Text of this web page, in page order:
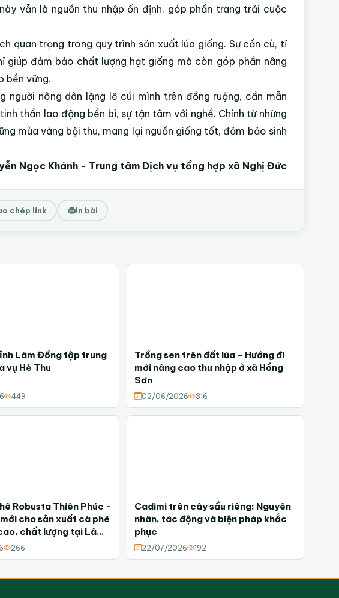
vẫn là nguồn thu nhập ổn định, góp phần trang trải cuộc
quan trọng trong quy trình sản xuất lúa giống. Sự cần cù, tỉ
giúp đảm bảo chất lượng hạt giống mà còn góp phần nâng
bền vững.
người nông dân lặng lẽ cúi mình trên đồng ruộng, cần mẫn
thần lao động bền bỉ, sự tận tâm với nghề. Chính từ những
mùa vàng bội thu, mang lại nguồn giống tốt, đảm bảo sinh
Ngọc Khánh - Trung tâm Dịch vụ tổng hợp xã Nghị Đức
chép link In bài
Lâm Đồng tập trung
vụ Hè Thu
449
Trồng sen trên đất lúa - Hướng đi
mới nâng cao thu nhập ở xã Hồng
Sơn
02/06/2026 316
Robusta Thiên Phúc -
cho sản xuất cà phê
chất lượng tại Lâm
266
Cadimi trên cây sầu riêng: Nguyên
nhân, tác động và biện pháp khắc
phục
22/07/2026 192